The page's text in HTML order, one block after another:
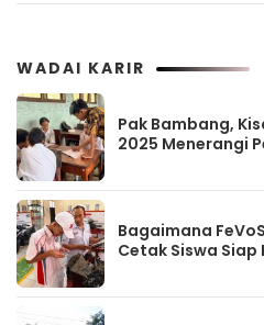
WADAI KARIR
Pak Bambang,
2025 Menerangi
Bagaimana
Cetak Siswa Siap